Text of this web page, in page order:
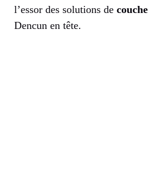
l’essor des solutions de
Dencun en tête.